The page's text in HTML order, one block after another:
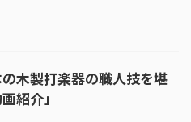
木製打楽器の職人技を堪
紹介」